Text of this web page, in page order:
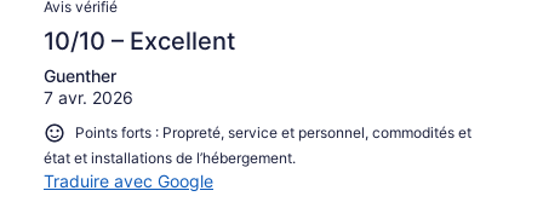
Avis vérifié
10/10 – Excellent
Guenther
7 avr. 2026
Points forts : Propreté, service et personnel, commodités et
état et installations de l’hébergement.
Traduire avec Google